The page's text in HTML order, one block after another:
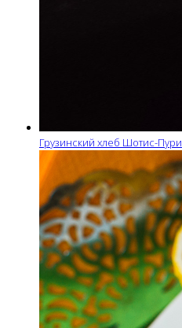
Грузинский хлеб Шотис-Пури